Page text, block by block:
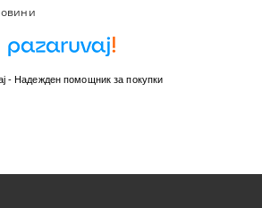
- Надежден помощник за покупки